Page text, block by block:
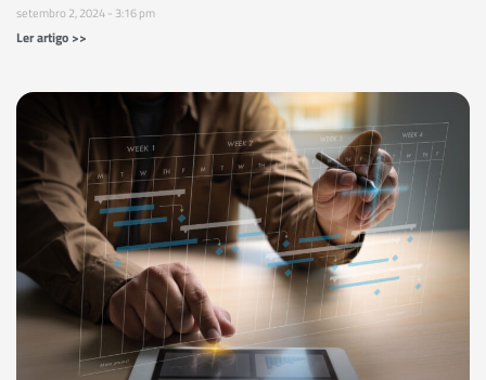
setembro 2, 2024 3:16 pm
Ler artigo >>